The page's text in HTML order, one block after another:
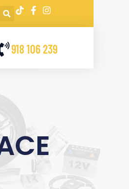
918 106 239